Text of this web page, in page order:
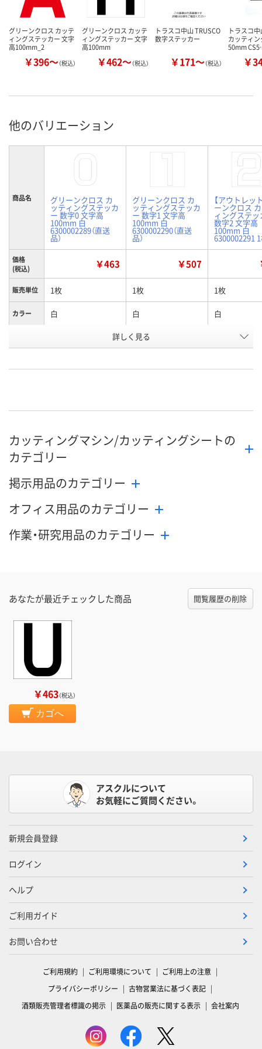
グリーンクロス カッテ
ィングステッカー 文字
高100mm_2
￥396～（税込）
グリーンクロス カッテ
ィングステッカー 文字
高100mm
￥462～（税込）
トラスコ中山 TRUSCO
数字ステッカー
￥171～（税込）
トラスコ
カッティ
50mm
￥
他のバリエーション
商品名 グリーンクロス カ
ッティングステッカ
ー 数字0 文字高
100mm 白
6300002289（直送
品）
グリーンクロス カ
ッティングステッカ
ー 数字1 文字高
100mm 白
6300002290（直送
品）
【アウトレッ
ーンクロス
ィングステッ
数字2 文字高
100mm 白
6300002291
価格
(税込)
￥463 ￥507
販売単位 1枚 1枚 1枚
カラー 白 白 白
数字1
号
お届け日 8月21日（金）まで 8月21日（金）まで 8月9日（日）
数量 数量 数量
詳しく見る
カッティングマシン/カッティングシートの
カテゴリー
掲示用品のカテゴリー
オフィス用品のカテゴリー
作業・研究用品のカテゴリー
あなたが最近チェックした商品 閲覧履歴の削除
￥463（税込）
カゴへ
アスクルについて
お気軽にご質問ください。
新規会員登録
ログイン
ヘルプ
ご利用ガイド
お問い合わせ
ご利用規約 ご利用環境について
ご利用上の注意
プライバシーポリシー
古物営業法に基づく表記
酒類販売管理者標識の掲示
医薬品の販売に関する表示 会社案内